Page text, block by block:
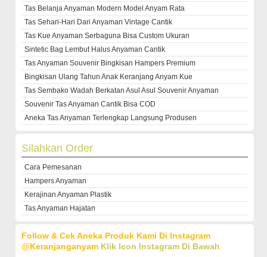
Tas Belanja Anyaman Modern Model Anyam Rata
Tas Sehari-Hari Dari Anyaman Vintage Cantik
Tas Kue Anyaman Serbaguna Bisa Custom Ukuran
Sintetic Bag Lembut Halus Anyaman Cantik
Tas Anyaman Souvenir Bingkisan Hampers Premium
Bingkisan Ulang Tahun Anak Keranjang Anyam Kue
Tas Sembako Wadah Berkatan Asul Asul Souvenir Anyaman
Souvenir Tas Anyaman Cantik Bisa COD
Aneka Tas Anyaman Terlengkap Langsung Produsen
Silahkan Order
Cara Pemesanan
Hampers Anyaman
Kerajinan Anyaman Plastik
Tas Anyaman Hajatan
Follow & Cek Aneka Produk Kami Di Instagram
@keranjanganyam Klik Icon Instagram Di Bawah